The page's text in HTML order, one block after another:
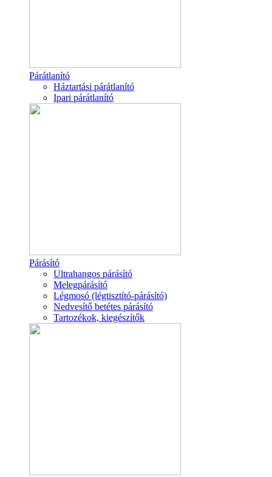
Párátlanító
Háztartási párátlanító
Ipari párátlanító
Párásító
Ultrahangos párásító
Melegpárásító
Légmosó (légtisztító-párásító)
Nedvesítő betétes párásító
Tartozékok, kiegészítők